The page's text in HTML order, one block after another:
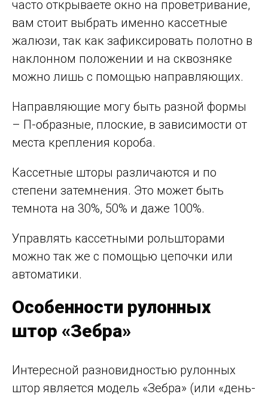
часто открываете окно на проветривание,
вам стоит выбрать именно кассетные
жалюзи, так как зафиксировать полотно в
наклонном положении и на сквозняке
можно лишь с помощью направляющих.
Направляющие могу быть разной формы
– П-образные, плоские, в зависимости от
места крепления короба.
Кассетные шторы различаются и по
степени затемнения. Это может быть
темнота на 30%, 50% и даже 100%.
Управлять кассетными рольшторами
можно так же с помощью цепочки или
автоматики.
Особенности рулонных
штор «Зебра»
Интересной разновидностью рулонных
штор является модель «Зебра» (или «день-